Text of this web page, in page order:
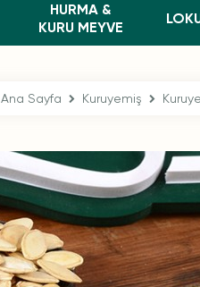
HURMA &
KURU MEYVE
Ana Sayfa Kuruyemiş